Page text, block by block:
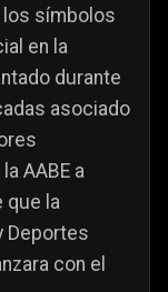
los símbolos
en la
durante
asociado
AABE a
que la
Deportes
con el